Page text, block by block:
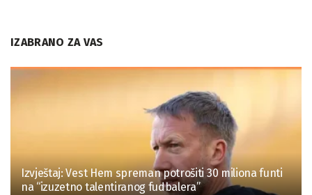
IZABRANO ZA VAS
Izvještaj: Vest Hem spreman potrošiti 30 miliona funti
na “izuzetno talentiranog fudbalera”